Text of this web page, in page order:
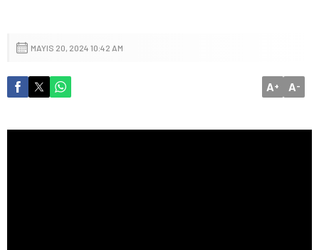
MAYIS 20, 2024 10:42 AM
A+ A-